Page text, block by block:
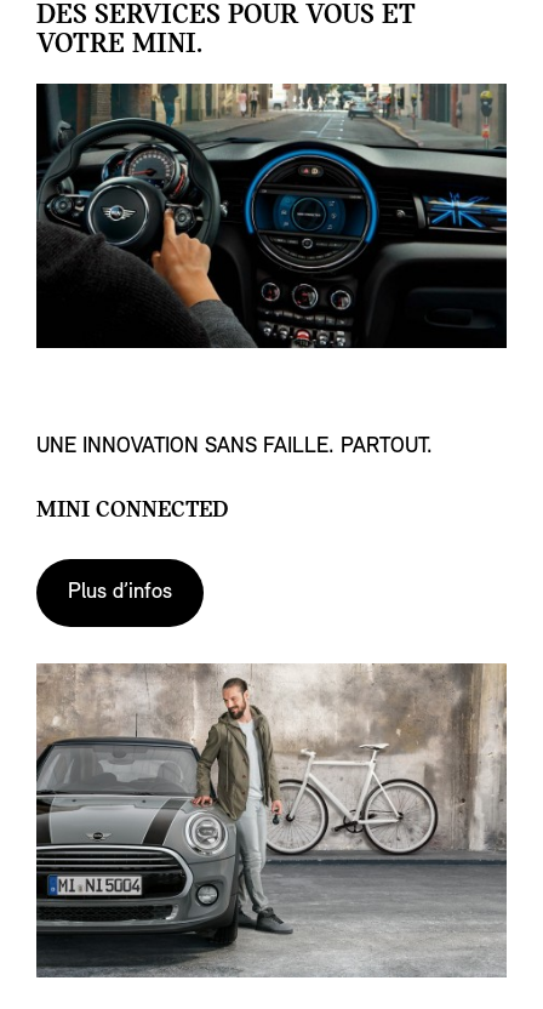
DES SERVICES POUR VOUS ET
VOTRE MINI.
UNE INNOVATION SANS FAILLE. PARTOUT.
MINI CONNECTED
Plus d’infos